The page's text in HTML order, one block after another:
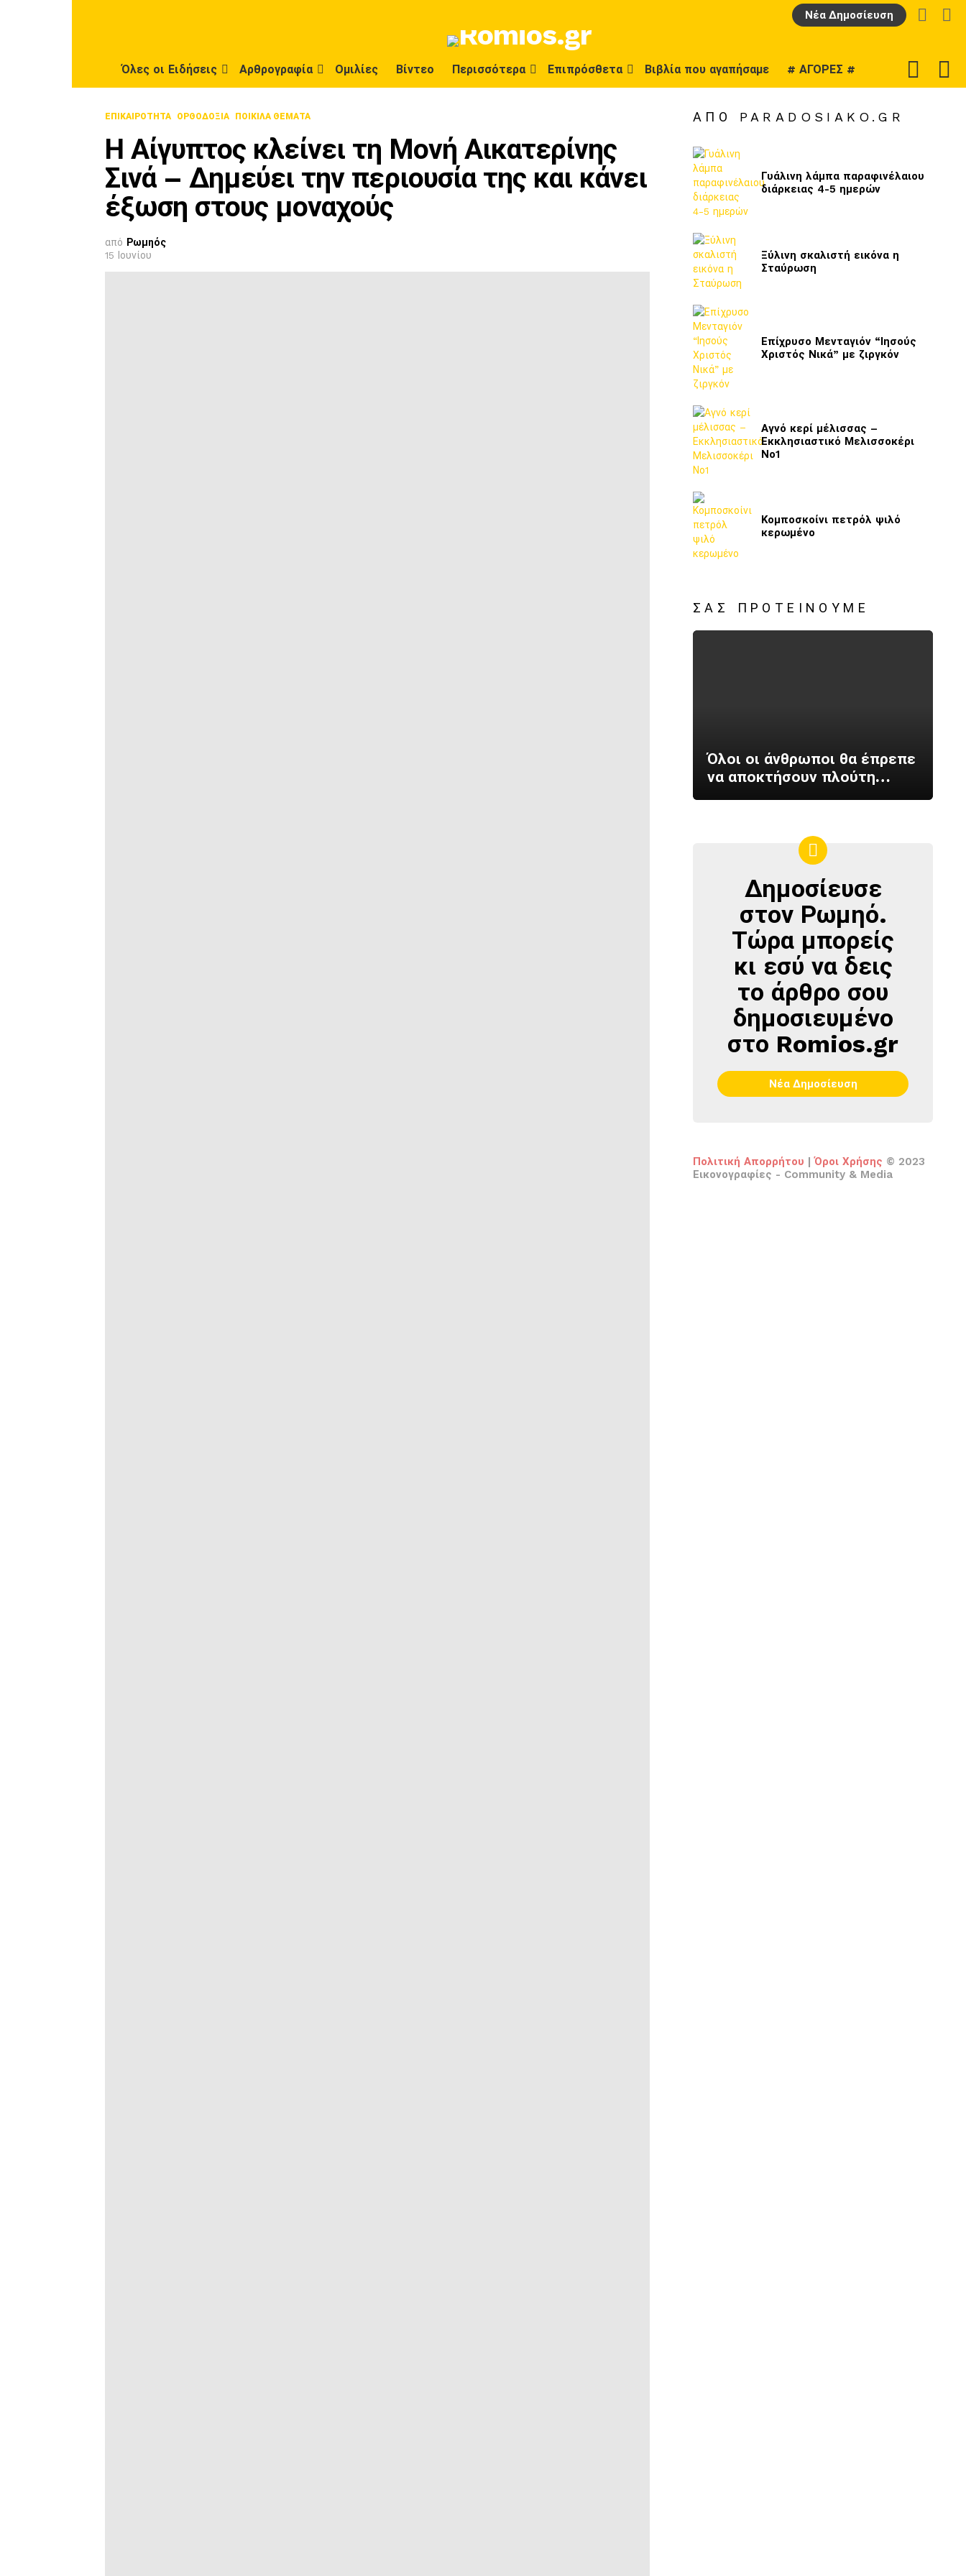
Νέα Δημοσίευση
LOGIN
Όλες οι Ειδήσεις Αρθρογραφία Ομιλίες Βίντεο Περισσότερα Επιπρόσθετα Βιβλία που αγαπήσαμε # ΑΓΟΡΕΣ #
SKIN
ΕΠΙΚΑΙΡΟΤΗΤΑ ΟΡΘΟΔΟΞΊΑ ΠΟΙΚΙΛΑ ΘΕΜΑΤΑ
Η Αίγυπτος κλείνει τη Μονή Αικατερίνης
Σινά – Δημεύει την περιουσία της και κάνει
έξωση στους μοναχούς
από Ρωμηός
15 Ιουνίου
ΑΠΌ PARADOSIAKO.GR
Γυάλινη λάμπα παραφινέλαιου
διάρκειας 4-5 ημερών
Ξύλινη σκαλιστή εικόνα η
Σταύρωση
Επίχρυσο Μενταγιόν “Ιησούς
Χριστός Νικά” με ζιργκόν
Αγνό κερί μέλισσας –
Εκκλησιαστικό Μελισσοκέρι
Νο1
Κομποσκοίνι πετρόλ ψιλό
κερωμένο
ΣΑΣ ΠΡΟΤΕΊΝΟΥΜΕ
Όλοι οι άνθρωποι θα έπρεπε
να αποκτήσουν πλούτη…
ΔΗΜΟΣΊΕΥΣΕ
ΣΤΟΝ
ΡΩΜΗΌ
Δημοσίευσε
στον Ρωμηό.
Τώρα μπορείς
κι εσύ να δεις
το άρθρο σου
δημοσιευμένο
στο Romios.gr
Νέα Δημοσίευση
Πολιτική Απορρήτου | Όροι Χρήσης © 2023
Εικονογραφίες - Community & Media